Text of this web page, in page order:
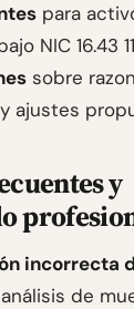
para
NIC 16.43
sobre
ajustes
y
incorrecta
de